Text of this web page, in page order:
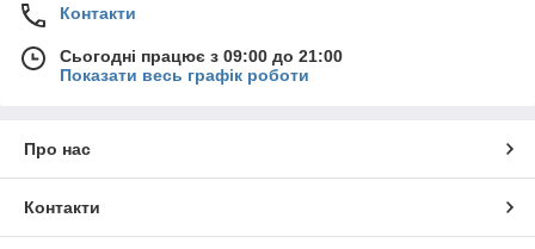
Контакти
Сьогодні працює з 09:00 до 21:00
Показати весь графік роботи
Про нас
Контакти